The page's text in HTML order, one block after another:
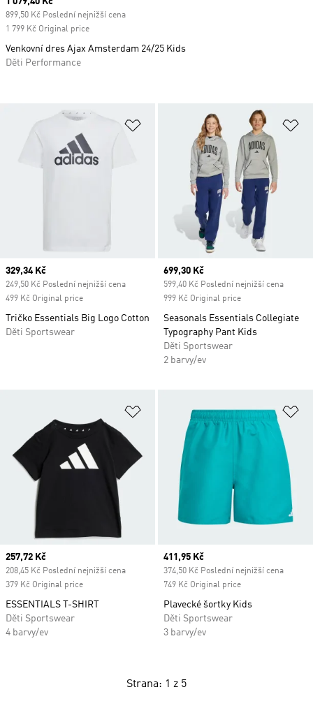
Přidat do seznamu přání
Current price
329,34 Kč
249,50 Kč Poslední nejnižší cena
499 Kč Original price
Tričko Essentials Big Logo Cotton
Děti Sportswear
Current price
699,30 Kč
599,40 Kč Poslední nejnižší cena
999 Kč Original price
Seasonals Essentials Collegiate
Typography Pant Kids
Děti Sportswear
2 barvy/ev
Přidat do seznamu přání
Current price
257,72 Kč
208,45 Kč Poslední nejnižší cena
379 Kč Original price
ESSENTIALS T-SHIRT
Děti Sportswear
4 barvy/ev
Current price
411,95 Kč
374,50 Kč Poslední nejnižší cena
749 Kč Original price
Plavecké šortky Kids
Děti Sportswear
3 barvy/ev
899,50 Kč Poslední nejnižší cena
1 799 Kč Original price
Venkovní dres Ajax Amsterdam 24/25 Kids
Děti Performance
Strana: 1 z 5